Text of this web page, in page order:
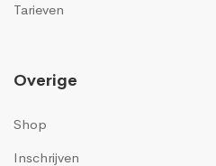
Tarieven
Overige
Shop
Inschrijven